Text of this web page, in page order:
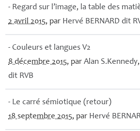
- Regard sur l’image, la table des
2 avril 2015, par Hervé BERNARD dit
- Couleurs et langues V2
8 décembre 2015, parAlan S.Kennedy,
dit RVB
- Le carré sémiotique (retour)
18 septembre 2015, par Hervé